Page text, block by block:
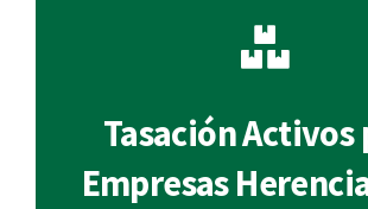
Tasación Activos
Empresas